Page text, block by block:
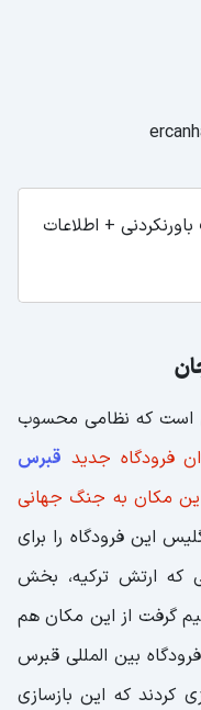
باورنکردنی + اطلاعات
است که نظامی محسوب
فرودگاه جدید قبرس
این مکان به جنگ جهانی
این فرودگاه را برای
که ارتش ترکیه، بخش
گرفت از این مکان هم
بین المللی قبرس
بار در سال 2015 بازسازی کردند که این بازسازی